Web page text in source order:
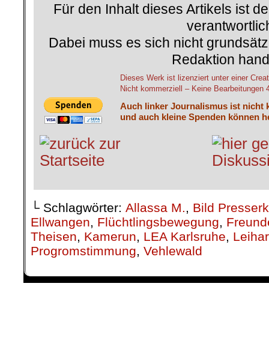
Für den Inhalt dieses Artikels ist
Dabei muss es sich nicht
Redaktion
Dieses Werk ist lizenziert unter einer
Nicht kommerziell – Keine Bearbeitungen
Auch linker Journalismus ist nicht
und auch kleine Spenden können
└ Schlagwörter:Allassa M.,Bild
Ellwangen,Flüchtlingsbewegung,
Theisen,Kamerun, LEA Karlsruhe